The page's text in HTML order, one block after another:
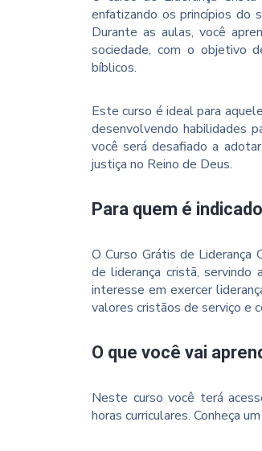
enfatizando os princípios do
Durante as aulas, você
sociedade, com o objetivo
bíblicos.
Este curso é ideal para
desenvolvendo habilidades
você será desafiado a
justiça no Reino de Deus.
Para quem é
O Curso Grátis de Liderança
de liderança cristã,
interesse em exercer
valores cristãos de serviço e
O que você vai
Neste curso você terá
horas curriculares. Conheça